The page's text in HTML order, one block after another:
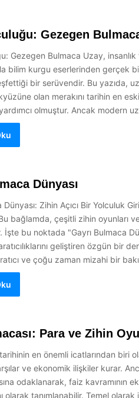
Gezegen
Gezegen Bulmaca Uzay,
bilim kurgu eserlerinden gerçek
bir serüvendir. Bu yazıda,
olan merakını tarihin en
olmuştur. Ancak modern
Dünyası
Dünyası: Zihin Açıcı Bir Yolculuk
bağlamda, çeşitli zihin oyunları
bu noktada "Gayrı Bulmaca
geliştiren özgün bir
ve çoğu zaman mizahi bir
Para ve Zihin
tarihinin en önemli icatlarından
ve ekonomik ilişkiler kurar.
odaklanarak, faiz kavramının
olarak tanımlanabilir. Temel